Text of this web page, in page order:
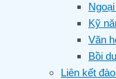
Kỹ
Văn
Bồi
Liên kết